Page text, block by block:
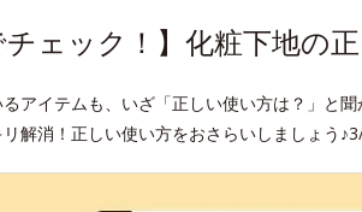
チェック！】化粧下地の
アイテムも、いざ「正しい使い方は？」と
解消！正しい使い方をおさらいしましょう